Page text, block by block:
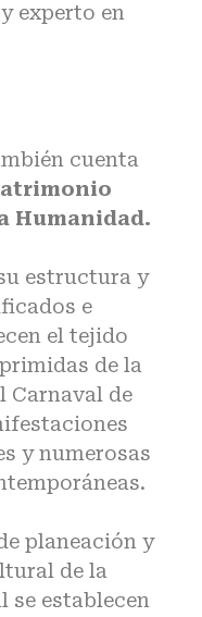
experto en
cuenta
Humanidad.
estructura y
e
el tejido
de la
Carnaval de
y numerosas
planeación y
de la
se establecen